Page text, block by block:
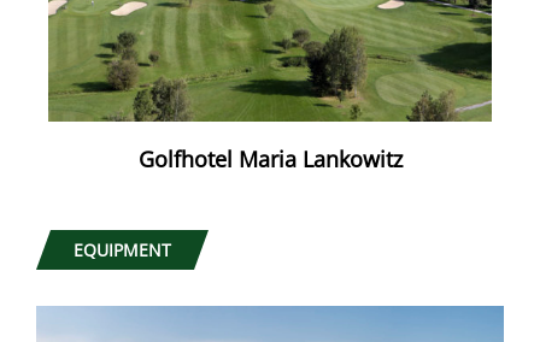
Golfhotel Maria Lankowitz
EQUIPMENT